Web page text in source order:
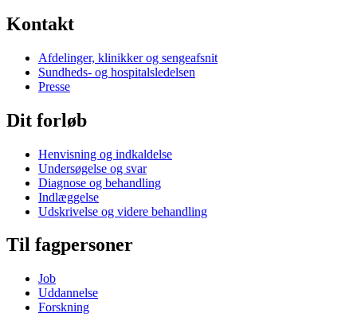
Kontakt
Afdelinger, klinikker og sengeafsnit
Sundheds- og hospitalsledelsen
Presse
Dit forløb
Henvisning og indkaldelse
Undersøgelse og svar
Diagnose og behandling
Indlæggelse
Udskrivelse og videre behandling
Til fagpersoner
Job
Uddannelse
Forskning